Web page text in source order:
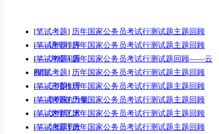
[笔试考题] 历年国家公务员考试行测试题主题回顾
——语句排序
[笔试考题] 历年国家公务员考试行测试题主题回顾
——方程问题
[笔试考题] 历年国家公务员考试行测试题回顾——云
和雨
[笔试考题] 历年国家公务员考试行测试题主题回顾
——三项推理
[笔试考题] 历年国家公务员考试行测试题主题回顾
——削弱的力量
[笔试考题] 历年国家公务员考试行测试题主题回顾
——文学艺术
[笔试考题] 历年国家公务员考试行测试题主题回顾
——治国理政
[笔试考题] 历年国家公务员考试行测试题主题回顾